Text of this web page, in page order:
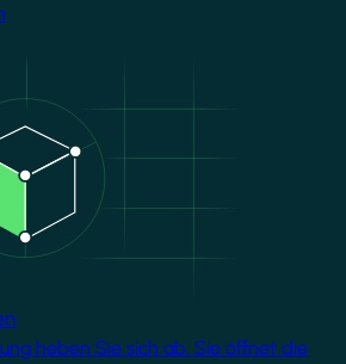
heben Sie sich ab. Sie öffnet die